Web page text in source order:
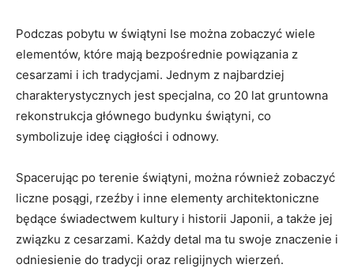
Podczas ​pobytu w świątyni Ise można zobaczyć wiele
elementów, które mają bezpośrednie powiązania z
cesarzami i ich tradycjami. Jednym z najbardziej
charakterystycznych jest specjalna, co 20 lat gruntowna
rekonstrukcja głównego budynku świątyni, co‌
symbolizuje ideę ⁣ciągłości⁣ i odnowy.
Spacerując po terenie świątyni, można⁤ również‌ zobaczyć
liczne posągi, rzeźby i inne elementy architektoniczne
będące świadectwem kultury i historii Japonii, a także jej‌
związku z‌ cesarzami. Każdy detal ma tu swoje znaczenie i
odniesienie ⁤do tradycji oraz religijnych wierzeń.